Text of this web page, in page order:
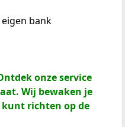
onze service
Wij bewaken je
richten op de